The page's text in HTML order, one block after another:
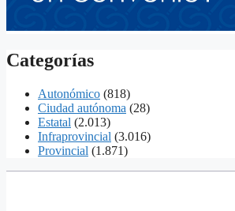
Categorías
Autonómico (818)
Ciudad autónoma (28)
Estatal (2.013)
Infraprovincial (3.016)
Provincial (1.871)